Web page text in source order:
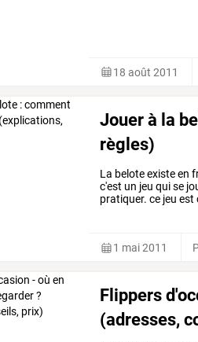
18 août 2011
Jouer à la
règles)
La beloteexisteen
c'est un jeu quise
pratiquer. ce jeu est
1 mai 2011
Flippers
(adresses,